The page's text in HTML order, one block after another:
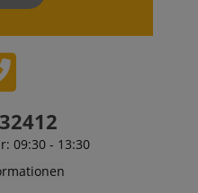
09:30 - 13:30